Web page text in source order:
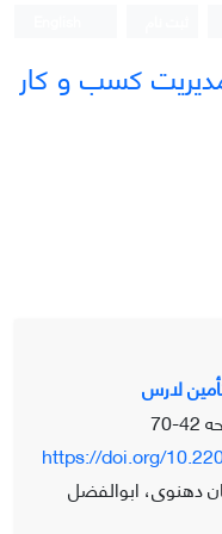
کسب و کار
لارس
42-70
https://doi.org/
دهنوی، ابوالفضل